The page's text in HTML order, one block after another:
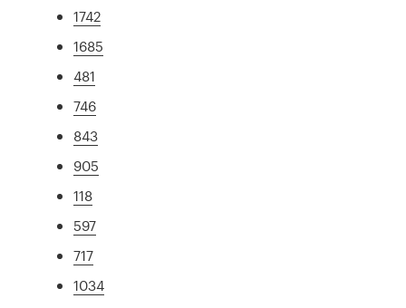
1742
1685
481
746
843
905
118
597
717
1034